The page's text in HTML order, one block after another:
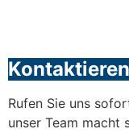
Rufen Sie uns
unser Team macht